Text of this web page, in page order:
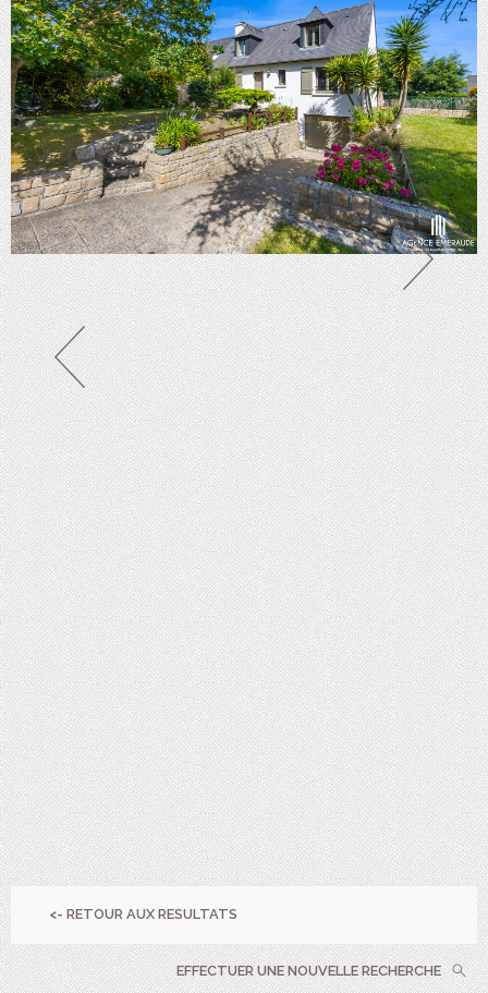
<- RETOUR AUX RESULTATS
EFFECTUER UNE NOUVELLE RECHERCHE